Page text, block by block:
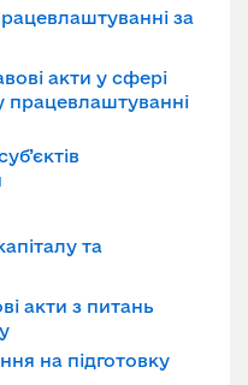
за
акти у сфері
працевлаштуванні
та
акти з питань
на підготовку